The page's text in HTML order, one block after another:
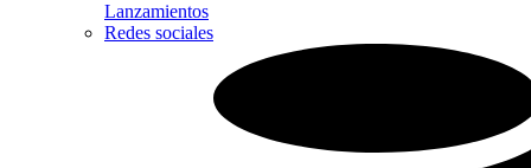
Lanzamientos
Redes sociales